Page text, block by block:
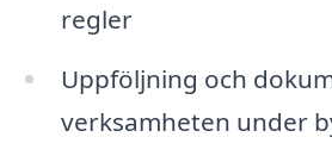
regler
Uppföljning och
verksamheten under